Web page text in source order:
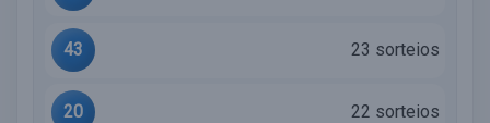
43 23 sorteios
20 22 sorteios